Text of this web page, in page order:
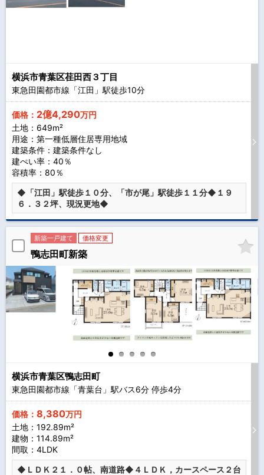
横浜市青葉区荏田西３丁目
東急田園都市線「江田」駅徒歩10分
価格： 2億4,290万円
土地：649m²
用途：第一種低層住居専用地域
建築条件： 建築条件なし
建ぺい率：40％
容積率：80％
◆「江田」駅徒歩１０分、「市が尾」駅徒歩１１分◆１９
６．３２坪、現況更地◆
新築一戸建て 価格変更
鴨志田町新築
横浜市青葉区鴨志田町
東急田園都市線「青葉台」駅バス6分 停歩4分
価格： 8,380万円
土地：192.89m²
建物：114.89m²
間取：4LDK
◆ＬＤＫ２１．０帖、南道路◆４ＬＤＫ，カースペース２台